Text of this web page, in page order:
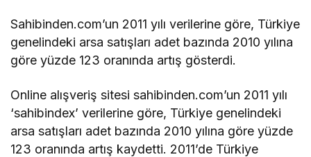
Sahibinden.com’un 2011 yılı verilerine göre, Türkiye
genelindeki arsa satışları adet bazında 2010 yılına
göre yüzde 123 oranında artış gösterdi.
Online alışveriş sitesi sahibinden.com’un 2011 yılı
‘sahibindex’ verilerine göre, Türkiye genelindeki
arsa satışları adet bazında 2010 yılına göre yüzde
123 oranında artış kaydetti. 2011’de Türkiye